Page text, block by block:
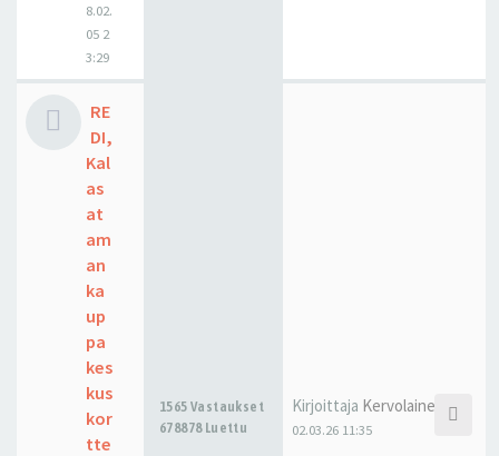
8.02.
05 2
3:29
RE
DI,
Kal
as
at
am
an
ka
up
pa
kes
kus
kor
tte
1565 Vastaukset
678878 Luettu
Kirjoittaja Kervolainen
02.03.26 11:35